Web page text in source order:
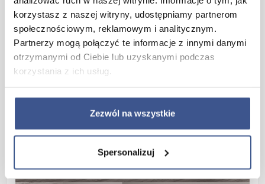
korzystasz z naszej witryny, udostępniamy partnerom
społecznościowym, reklamowym i analitycznym.
Partnerzy mogą połączyć te informacje z innymi danymi
otrzymanymi od Ciebie lub uzyskanymi podczas
korzystania z ich usług.
Zezwól na wszystkie
Spersonalizuj